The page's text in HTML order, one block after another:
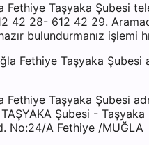
Fethiye Taşyaka Şubesi
42 28- 612 42 29.
bulundurmanız işlemi
Fethiye Taşyaka Şubesi
Fethiye Taşyaka Şubesi
Şubesi - Taşyaka
No:24/A Fethiye /MUĞLA